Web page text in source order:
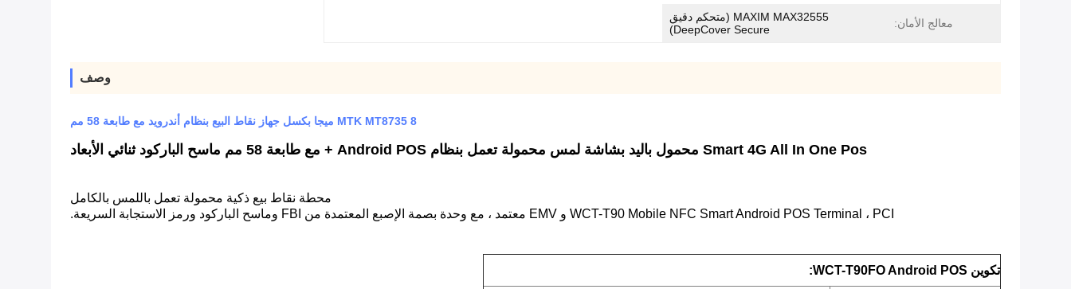
معالج الأمان:
MAXIM MAX32555 (متحكم دقيق
DeepCover Secure)
وصف
MTK MT8735 8 ميجا بكسل جهاز نقاط البيع بنظام أندرويد مع طابعة 58 مم
Smart 4G All In One Pos محمول باليد بشاشة لمس محمولة تعمل بنظام Android POS + مع طابعة 58 مم ماسح الباركود ثنائي الأبعاد
محطة نقاط بيع ذكية محمولة تعمل باللمس بالكامل
WCT-T90 Mobile NFC Smart Android POS Terminal ، PCI و EMV معتمد ، مع وحدة بصمة الإصبع المعتمدة من FBI وماسح الباركود ورمز الاستجابة السريعة.
تكوين WCT-T90FO Android POS: